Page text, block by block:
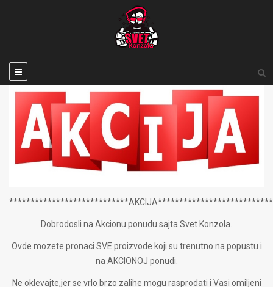
Dobrodosli na Akcionu ponudu sajta Svet Konzola.
Ovde mozete pronaci SVE proizvode koji su trenutno na popustu i
na AKCIONOJ ponudi.
Ne oklevajte,jer se vrlo brzo zalihe mogu rasprodati i Vasi omiljeni